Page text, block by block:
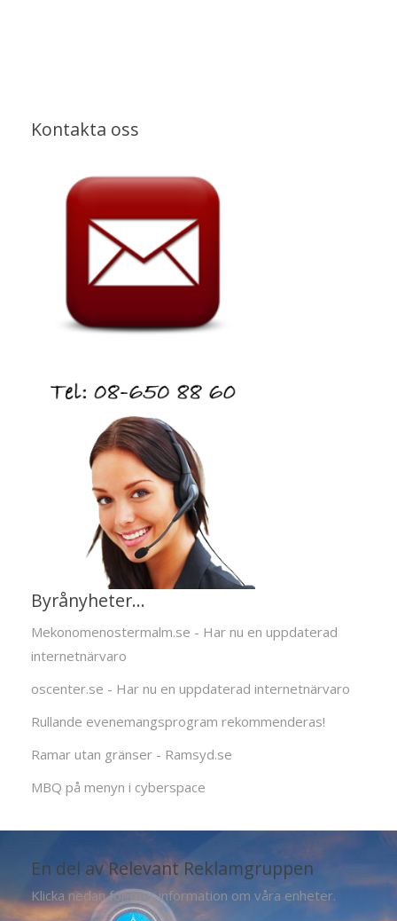
Kontakta oss
Byrånyheter...
Mekonomenostermalm.se - Har nu en uppdaterad
internetnärvaro
oscenter.se - Har nu en uppdaterad internetnärvaro
Rullande evenemangsprogram rekommenderas!
Ramar utan gränser - Ramsyd.se
MBQ på menyn i cyberspace
En del av Relevant Reklamgruppen
Klicka nedan för mer information om våra enheter.